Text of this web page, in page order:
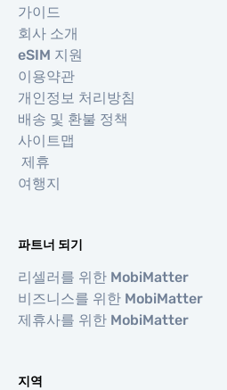
가이드
회사 소개
eSIM 지원
이용약관
개인정보 처리방침
배송 및 환불 정책
사이트맵
제휴
여행지
파트너 되기
리셀러를 위한 MobiMatter
비즈니스를 위한 MobiMatter
제휴사를 위한 MobiMatter
지역